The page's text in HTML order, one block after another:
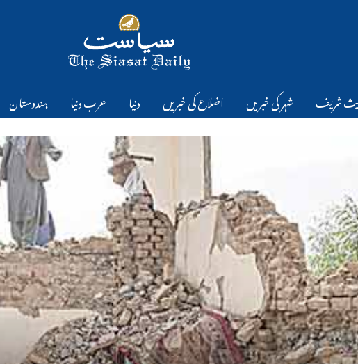
شریف شہر کی خبریں اضلاع کی خبریں دنیا عرب دنیا ہندوستان